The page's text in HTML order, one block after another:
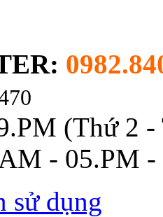
(Thứ 2 -
- 05.PM -
sử dụng